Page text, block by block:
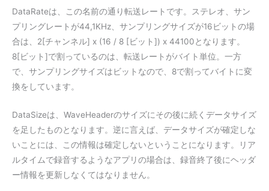
DataRateは、この名前の通り転送レートです。ステレオ、サン
プリングレートが44,1KHz、サンプリングサイズが16ビットの場
合は、2[チャンネル] x (16 / 8 [ビット]) x 44100となります。
8[ビット]で割っているのは、転送レートがバイト単位。一方
で、サンプリングサイズはビットなので、8で割ってバイトに変
換をしています。
DataSizeは、WaveHeaderのサイズにその後に続くデータサイズ
を足したものとなります。逆に言えば、データサイズが確定しな
いことには、この情報は確定しないということになります。リア
ルタイムで録音するようなアプリの場合は、録音終了後にヘッダ
ー情報を更新しなくてはなりません。